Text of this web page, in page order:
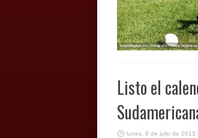
Listo el
lunes, 8 de julio de 2013